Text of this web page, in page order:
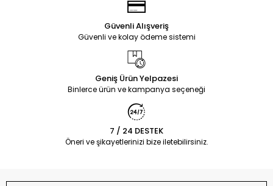
Güvenli Alışveriş
Güvenli ve kolay ödeme sistemi
Geniş Ürün Yelpazesi
Binlerce ürün ve kampanya seçeneği
7 / 24 DESTEK
Öneri ve şikayetlerinizi bize iletebilirsiniz.